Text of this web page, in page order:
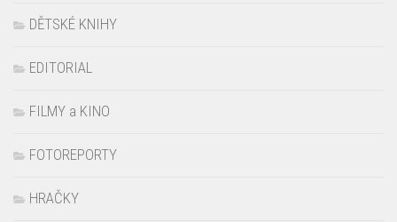
DĚTSKÉ KNIHY
EDITORIAL
FILMY a KINO
FOTOREPORTY
HRAČKY